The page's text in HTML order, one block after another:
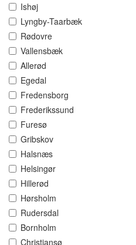
Ishøj
Lyngby-Taarbæk
Rødovre
Vallensbæk
Allerød
Egedal
Fredensborg
Frederikssund
Furesø
Gribskov
Halsnæs
Helsingør
Hillerød
Hørsholm
Rudersdal
Bornholm
Christiansø